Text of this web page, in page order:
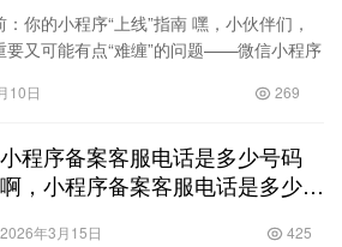
你的小程序“上线”指南 嘿，小伙伴们，
要又可能有点“难缠”的问题——微信小程序
10日 269
小程序备案客服电话是多少号码
啊，小程序备案客服电话是多少号
2026年3月15日 425